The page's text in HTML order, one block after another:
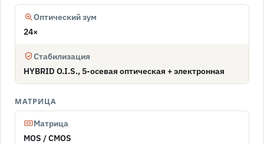
Оптический зум
24×
Стабилизация
HYBRID O.I.S., 5-осевая оптическая + электронная
МАТРИЦА
Матрица
MOS / CMOS